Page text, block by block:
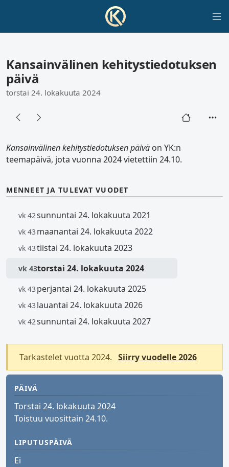
Kansainvälinen kehitystiedotuksen
päivä
torstai 24. lokakuuta 2024
Kansainvälinen kehitystiedotuksen päivä on YK:n
teemapäivä, jota vuonna 2024 vietettiin 24.10.
MENNEET JA TULEVAT VUODET
vk 42sunnuntai 24. lokakuuta 2021
vk 43 maanantai 24. lokakuuta 2022
vk 43tiistai 24. lokakuuta 2023
vk 43torstai 24. lokakuuta 2024
vk 43 perjantai 24. lokakuuta 2025
vk 43 lauantai 24. lokakuuta 2026
vk 42sunnuntai 24. lokakuuta 2027
Tarkastelet vuotta 2024. Siirry vuodelle 2026
PÄIVÄ
Torstai 24. lokakuuta 2024
Toistuu vuosittain 24.10.
LIPUTUSPÄIVÄ
Ei